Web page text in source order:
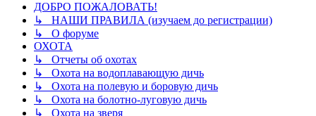
ДОБРО ПОЖАЛОВАТЬ!
↳ НАШИ ПРАВИЛА (изучаем до регистрации)
↳ О форуме
ОХОТА
↳ Отчеты об охотах
↳ Охота на водоплавающую дичь
↳ Охота на полевую и боровую дичь
↳ Охота на болотно-луговую дичь
↳ Охота на зверя